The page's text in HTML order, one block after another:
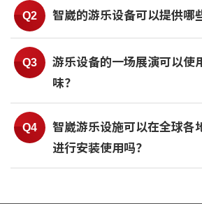
智崴的游乐设备可以提供哪
游乐设备的一场展演可以使
味？
智崴游乐设施可以在全球各
进行安装使用吗？